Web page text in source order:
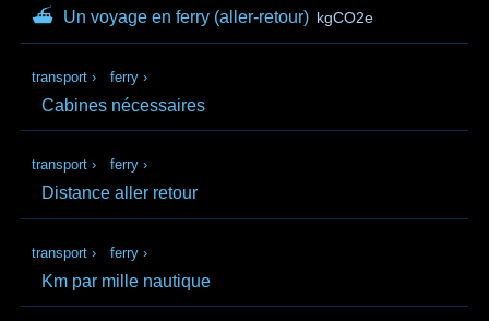
⛴ Un voyage en ferry (aller‑retour) kgCO2e
transport › ferry ›
Cabines nécessaires
transport › ferry ›
Distance aller retour
transport › ferry ›
Km par mille nautique